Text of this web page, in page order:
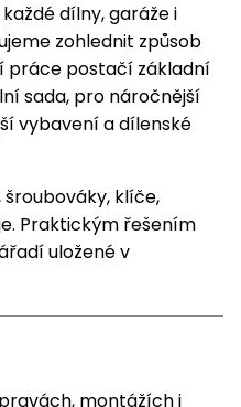
dílny, garáže i
zohlednit způsob
práce postačí základní
sada, pro náročnější
vybavení a dílenské
klíče,
Praktickým řešením
uložené v
montážích i